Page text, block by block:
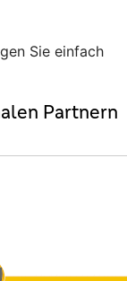
Sie einfach